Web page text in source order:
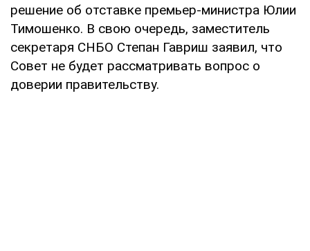
решение об отставке премьер-министра Юлии
Тимошенко. В свою очередь, заместитель
секретаря СНБО Степан Гавриш заявил, что
Совет не будет рассматривать вопрос о
доверии правительству.